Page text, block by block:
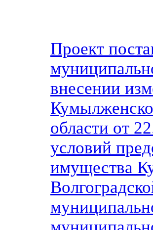
Проект
внесении
области от
условий
имущества